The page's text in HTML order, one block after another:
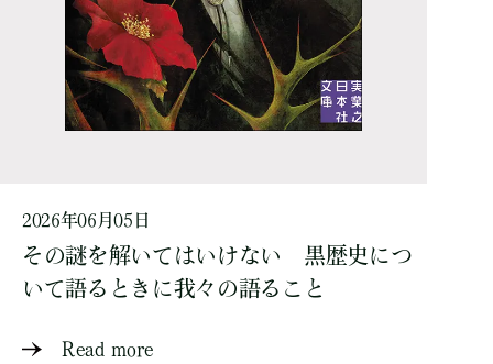
2026年06月05日
その謎を解いてはいけない 黒歴史につ
いて語るときに我々の語ること
Read more